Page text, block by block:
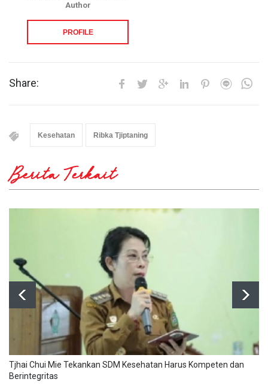
Author
PROFILE
Share:
Kesehatan Ribka Tjiptaning
Berita Terkait
Tjhai Chui Mie Tekankan SDM Kesehatan Harus Kompeten dan
Berintegritas